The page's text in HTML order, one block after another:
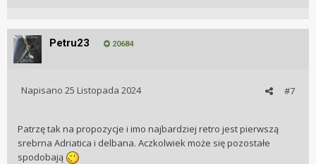
Petru23 20684
#7
Napisano 25 Listopada 2024
Patrzę tak na propozycje i imo najbardziej retro jest pierwszą
srebrna Adriatica i delbana. Aczkolwiek może się pozostałe
spodobają